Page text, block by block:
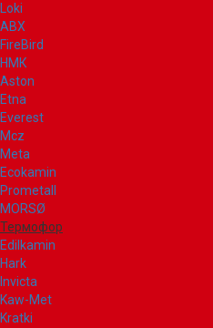
Loki
ABX
FireBird
НМК
Aston
Etna
Everest
Mcz
Meta
Ecokamin
Prometall
MORSØ
Термофор
Edilkamin
Hark
Invicta
Kaw-Met
Kratki